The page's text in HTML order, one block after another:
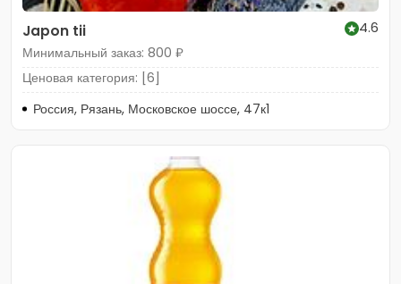
Japon tii
4.6
Минимальный заказ: 800 ₽
Ценовая категория: [6]
Россия, Рязань, Московское шоссе, 47к1